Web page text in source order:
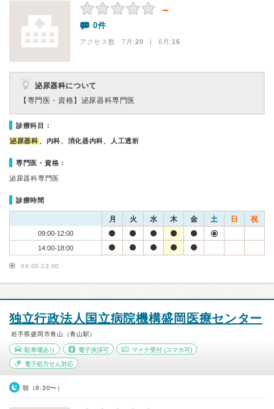
－
0件
アクセス数 7月:20 | 6月:16
泌尿器科について
【専門医・資格】 泌尿器科専門医
診療科目：
泌尿器科 、内科、消化器内科、人工透析
専門医・資格：
泌尿器科専門医
診療時間
月 火 水 木 金 土 日 祝
09:00-12:00
14:00-18:00
09:00-13:00
独立行政法人国立病院機構盛岡医療センター
岩手県盛岡市青山（青山駅）
駐車場あり 電子決済可 マイナ受付 (スマホ可)
電子処方せん対応
朝（8:30〜）